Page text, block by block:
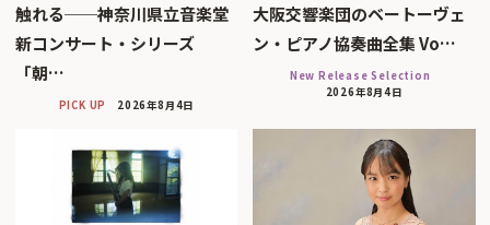
触れる──神奈川県立音楽堂
新コンサート・シリーズ
「朝…
PICK UP 2026年8月4日
大阪交響楽団のベートーヴェ
ン・ピアノ協奏曲全集 Vo…
New Release Selection
2026年8月4日